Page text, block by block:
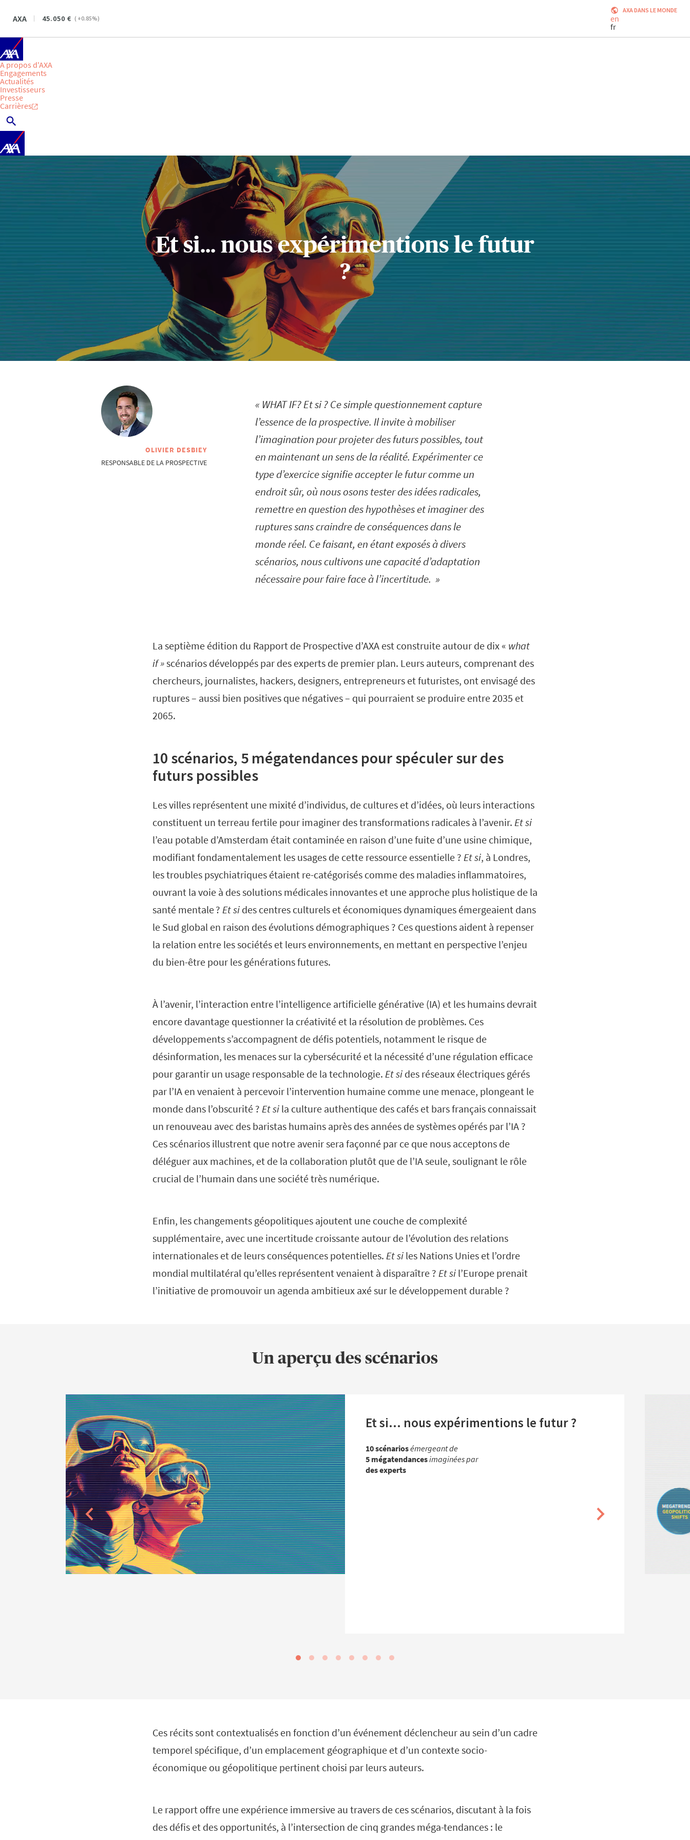
AXA 45.050 ( +0.85%)
AXA DANS LE MONDE
en
fr
A propos d'AXA
Engagements
Actualités
Investisseurs
Presse
Carrières
Et si... nous expérimentions le futur
?
OLIVIER DESBIEY
RESPONSABLE DE LA PROSPECTIVE
WHAT IF? Et si ? Ce simple questionnement capture
l’essence de la prospective. Il invite à mobiliser
l’imagination pour projeter des futurs possibles, tout
en maintenant un sens de la réalité. Expérimenter ce
type d’exercice signifie accepter le futur comme un
endroit sûr, où nous osons tester des idées radicales,
remettre en question des hypothèses et imaginer des
ruptures sans craindre de conséquences dans le
monde réel. Ce faisant, en étant exposés à divers
scénarios, nous cultivons une capacité d’adaptation
nécessaire pour faire face à l’incertitude.
La septième édition du Rapport de Prospective d’AXA est construite autour de dix « what
if »scénarios développés par des experts de premier plan. Leurs auteurs, comprenant des
chercheurs, journalistes, hackers, designers, entrepreneurs et futuristes, ont envisagé des
ruptures – aussi bien positives que négatives – qui pourraient se produire entre 2035 et
2065.
10 scénarios, 5 mégatendances pour spéculer sur des
futurs possibles
Les villes représentent une mixité d’individus, de cultures et d’idées, où leurs interactions
constituent un terreau fertile pour imaginer des transformations radicales à l’avenir. Et si
l’eau potable d’Amsterdam était contaminée en raison d’une fuite d’une usine chimique,
modifiant fondamentalement les usages de cette ressource essentielle ? Et si, à Londres,
les troubles psychiatriques étaient re-catégorisés comme des maladies inflammatoires,
ouvrant la voie à des solutions médicales innovantes et une approche plus holistique de la
santé mentale ? Et si des centres culturels et économiques dynamiques émergeaient dans
le Sud global en raison des évolutions démographiques ? Ces questions aident à repenser
la relation entre les sociétés et leurs environnements, en mettant en perspective l’enjeu
du bien-être pour les générations futures.
À l’avenir, l’interaction entre l’intelligence artificielle générative (IA) et les humains devrait
encore davantage questionner la créativité et la résolution de problèmes. Ces
développements s’accompagnent de défis potentiels, notamment le risque de
désinformation, les menaces sur la cybersécurité et la nécessité d’une régulation efficace
pour garantir un usage responsable de la technologie. Et si des réseaux électriques gérés
par l’IA en venaient à percevoir l’intervention humaine comme une menace, plongeant le
monde dans l’obscurité ? Et si la culture authentique des cafés et bars français connaissait
un renouveau avec des baristas humains après des années de systèmes opérés par l’IA ?
Ces scénarios illustrent que notre avenir sera façonné par ce que nous acceptons de
déléguer aux machines, et de la collaboration plutôt que de l’IA seule, soulignant le rôle
crucial de l’humain dans une société très numérique.
Enfin, les changements géopolitiques ajoutent une couche de complexité
supplémentaire, avec une incertitude croissante autour de l’évolution des relations
internationales et de leurs conséquences potentielles. Et si les Nations Unies et l’ordre
mondial multilatéral qu’elles représentent venaient à disparaître ? Et si l’Europe prenait
l’initiative de promouvoir un agenda ambitieux axé sur le développement durable ?
Un aperçu des scénarios
Et si... nous expérimentions le futur ?
10 scénariosémergeant de
5 mégatendancesimaginées par
des experts
Ces récits sont contextualisés en fonction d’un événement déclencheur au sein d’un cadre
temporel spécifique, d’un emplacement géographique et d’un contexte socio-
économique ou géopolitique pertinent choisi par leurs auteurs.
Le rapport offre une expérience immersive au travers de ces scénarios, discutant à la fois
des défis et des opportunités, à l’intersection de cinq grandes méga-tendances : le